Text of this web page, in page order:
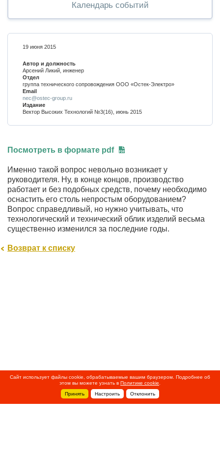
Календарь событий
19 июня 2015
Автор и должность
Арсений Ликий, инженер
Отдел
группа технического сопровождения ООО «Остек-Электро»
Email
nec@ostec-group.ru
Издание
Вектор Высоких Технологий №3(16), июнь 2015
Посмотреть в формате pdf
Именно такой вопрос невольно возникает у
руководителя. Ну, в конце концов, производство
работает и без подобных средств, почему необходимо
оснастить его столь непростым оборудованием?
Вопрос справедливый, но нужно учитывать, что
технологический и технический облик изделий весьма
существенно изменился за последние годы.
Возврат к списку
Сайт использует файлы cookie, обрабатываемые вашим браузером. Подробнее об
этом вы можете узнать в Политике cookie
Принять
Настроить Отклонить